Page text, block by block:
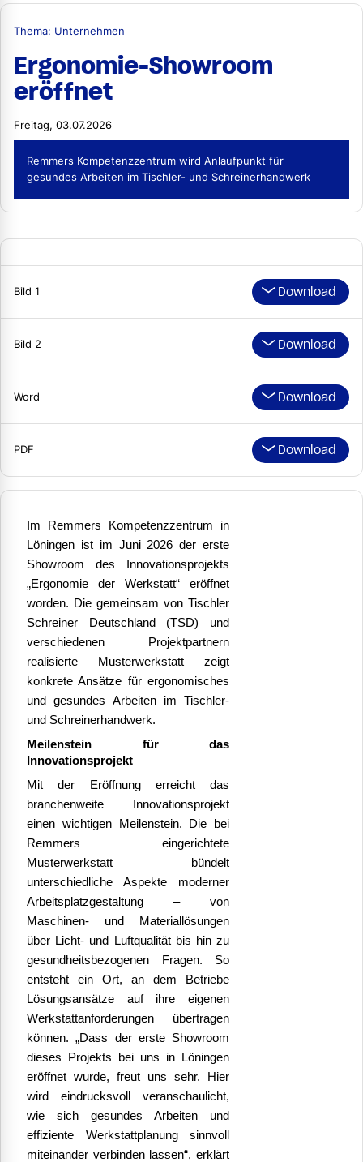
Thema: Unternehmen
Ergonomie-Showroom
eröffnet
Freitag, 03.07.2026
Remmers Kompetenzzentrum wird Anlaufpunkt für
gesundes Arbeiten im Tischler- und Schreinerhandwerk
Bild 1 Download
Bild 2 Download
Word Download
PDF Download
Im Remmers Kompetenzzentrum in
Löningen ist im Juni 2026 der erste
Showroom des Innovationsprojekts
„Ergonomie der Werkstatt“ eröffnet
worden. Die gemeinsam von Tischler
Schreiner Deutschland (TSD) und
verschiedenen Projektpartnern
realisierte Musterwerkstatt zeigt
konkrete Ansätze für ergonomisches
und gesundes Arbeiten im Tischler-
und Schreinerhandwerk.
Meilenstein für das
Innovationsprojekt
Mit der Eröffnung erreicht das
branchenweite Innovationsprojekt
einen wichtigen Meilenstein. Die bei
Remmers eingerichtete
Musterwerkstatt bündelt
unterschiedliche Aspekte moderner
Arbeitsplatzgestaltung – von
Maschinen- und Materiallösungen
über Licht- und Luftqualität bis hin zu
gesundheitsbezogenen Fragen. So
entsteht ein Ort, an dem Betriebe
Lösungsansätze auf ihre eigenen
Werkstattanforderungen übertragen
können. „Dass der erste Showroom
dieses Projekts bei uns in Löningen
eröffnet wurde, freut uns sehr. Hier
wird eindrucksvoll veranschaulicht,
wie sich gesundes Arbeiten und
effiziente Werkstattplanung sinnvoll
miteinander verbinden lassen“, erklärt